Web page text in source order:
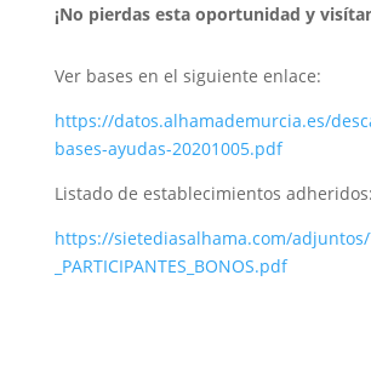
¡No pierdas esta oportunidad y
Ver bases en el siguiente enlace:
https://datos.alhamademurcia.es/
bases-ayudas-20201005.pdf
Listado de establecimientos adheridos:
https://sietediasalhama.com/adjuntos/
_PARTICIPANTES_BONOS.pdf